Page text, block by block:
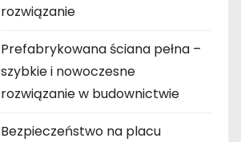
rozwiązanie
Prefabrykowana ściana pełna –
szybkie i nowoczesne
rozwiązanie w budownictwie
Bezpieczeństwo na placu